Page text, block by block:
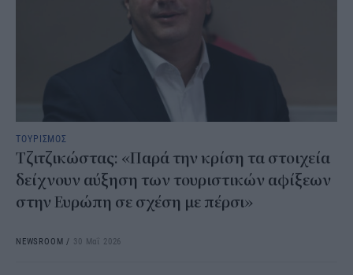
ΤΟΥΡΙΣΜΟΣ
Τζιτζικώστας: «Παρά την κρίση τα στοιχεία
δείχνουν αύξηση των τουριστικών αφίξεων
στην Ευρώπη σε σχέση με πέρσι»
NEWSROOM / 30 Μαΐ 2026